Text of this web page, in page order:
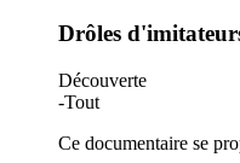
Drôles
Découverte
-Tout
Ce documentaire se